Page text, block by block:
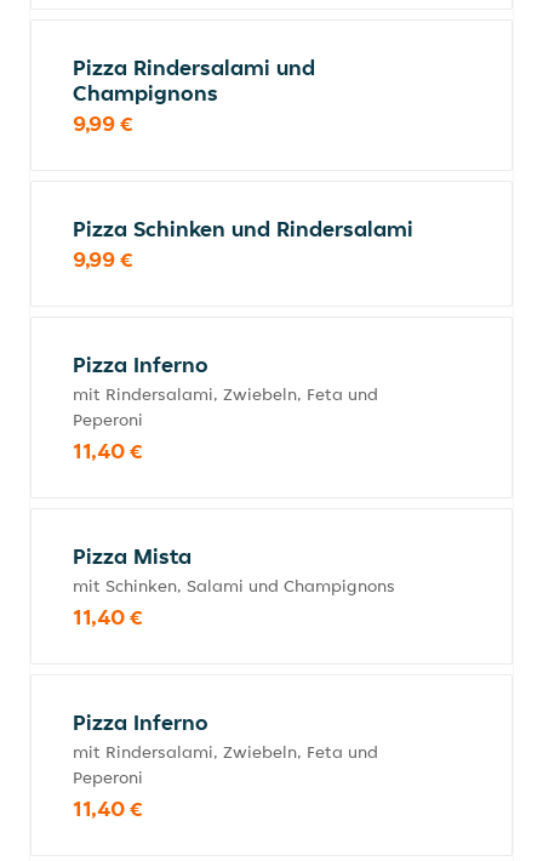
Pizza Rindersalami und
Champignons
9,99 €
Pizza Schinken und Rindersalami
9,99 €
Pizza Inferno
mit Rindersalami, Zwiebeln, Feta und
Peperoni
11,40 €
Pizza Mista
mit Schinken, Salami und Champignons
11,40 €
Pizza Inferno
mit Rindersalami, Zwiebeln, Feta und
Peperoni
11,40 €